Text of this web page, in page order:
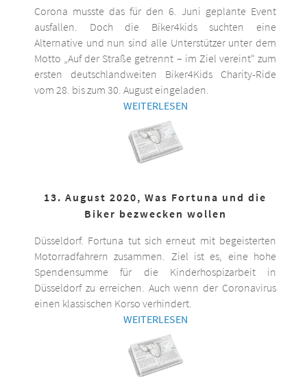
Corona musste das für den 6. Juni geplante Event
ausfallen. Doch die Biker4kids suchten eine
Alternative und nun sind alle Unterstützer unter dem
Motto „Auf der Straße getrennt – im Ziel vereint“ zum
ersten deutschlandweiten Biker4Kids Charity-Ride
vom 28. bis zum 30. August eingeladen.
WEITERLESEN
13. August 2020, Was Fortuna und die
Biker bezwecken wollen
Düsseldorf. Fortuna tut sich erneut mit begeisterten
Motorradfahrern zusammen. Ziel ist es, eine hohe
Spendensumme für die Kinderhospizarbeit in
Düsseldorf zu erreichen. Auch wenn der Coronavirus
einen klassischen Korso verhindert.
WEITERLESEN